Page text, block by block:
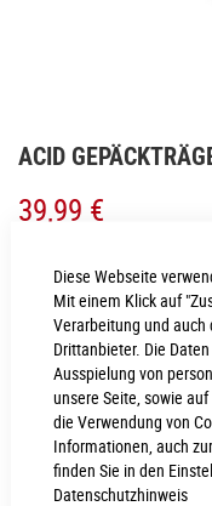
Diese Webseite
Mit einem Klick auf
Verarbeitung und auch
Drittanbieter. Die
Ausspielung von
unsere Seite, sowie
die Verwendung von
Informationen, auch
finden Sie in den
Datenschutzhinweis
Anfang
Bildgalerie
ACID
39,99 €
LIEFERZEIT
1 - 2 Werktage